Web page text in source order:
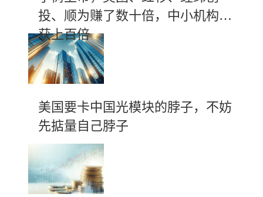
投、顺为赚了数十倍，中小机构斩
获上百倍
美国要卡中国光模块的脖子，不妨
先掂量自己脖子